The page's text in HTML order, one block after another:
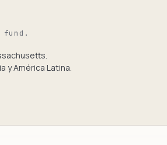
fund.
y América Latina.